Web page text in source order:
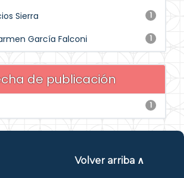
1
Sierra
1
García Falconi
de publicación
1
Volver arriba ∧